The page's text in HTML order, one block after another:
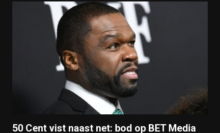
50 Cent vist naast net: bod op BET Media